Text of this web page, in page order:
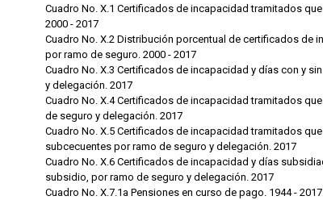
Cuadro No. X.1 Certificados de incapacidad tramitados que produjeron subsidio, por ramo de seguro.
2000 - 2017
Cuadro No. X.2 Distribución porcentual de certificados de incapacidad, días subsidiados e importe
por ramo de seguro. 2000 - 2017
Cuadro No. X.3 Certificados de incapacidad y días con y sin subsidio tramitados, por ramo de seguro
y delegación. 2017
Cuadro No. X.4 Certificados de incapacidad tramitados que produjeron subsidio e importe, por ramo
de seguro y delegación. 2017
Cuadro No. X.5 Certificados de incapacidad tramitados que produjeron subsidios iniciales y
subcecuentes por ramo de seguro y delegación. 2017
Cuadro No. X.6 Certificados de incapacidad y días subsidiados tramitados que no produjeron
subsidio, por ramo de seguro y delegación. 2017
Cuadro No. X.7.1a Pensiones en curso de pago. 1944 - 2017